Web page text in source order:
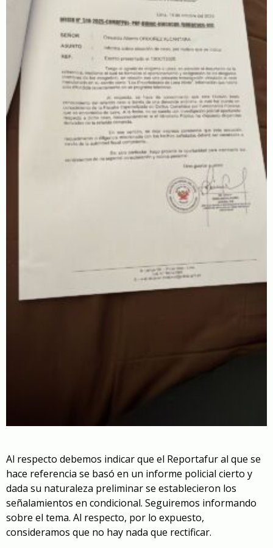
Al respecto debemos indicar que el Reportafur al que se
hace referencia se basó en un informe policial cierto y
dada su naturaleza preliminar se establecieron los
señalamientos en condicional. Seguiremos informando
sobre el tema. Al respecto, por lo expuesto,
consideramos que no hay nada que rectificar.